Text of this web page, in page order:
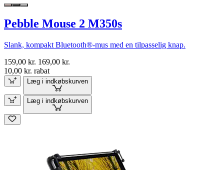
Pebble Mouse 2 M350s
Slank, kompakt Bluetooth®-mus med en tilpasselig knap.
159,00 kr. 169,00 kr.
10,00 kr. rabat
Læg i indkøbskurven
Læg i indkøbskurven